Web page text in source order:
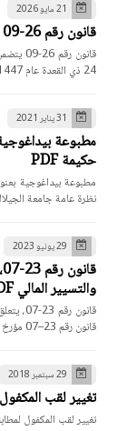
21 مايو 2026
قانون رقم 26-09 يتضمن قانون المرور PDF
24 ذي القعدة عام 1447 الموافق 12 مايو سنة 2026، يتضمن …
31 يناير 2021
مطبوعة
حكيمة PDF
نظرة عامة جامعة
29 يونيو 2023
والتسيير المالي PDF
قانون رقم 23–07 مؤرخ في 3 ذي الحجة عام 1444 الموا…
29 سبتمبر 2018
تغيير لقب
تغيير لقب المكفول